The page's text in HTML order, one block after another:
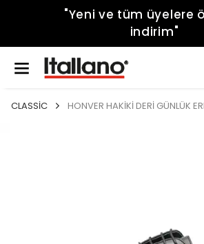
"Yeni ve tüm üyelere
indirim"
CLASSİC HONVER HAKİKİ DERİ GÜNLÜK